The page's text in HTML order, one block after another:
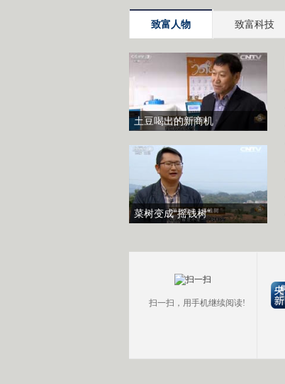
致富人物 致富科技
土豆喝出的新商机
菜树变成“摇钱树”
扫一扫，用手机继续阅读!